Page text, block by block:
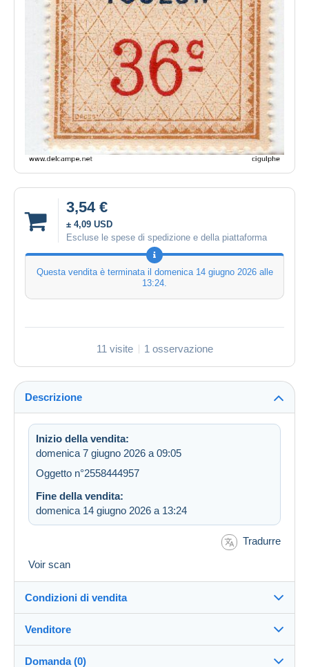
3,54 €
± 4,09 USD
Escluse le spese di spedizione e della piattaforma
Questa vendita è terminata il domenica 14 giugno 2026 alle
13:24.
11 visite 1 osservazione
Descrizione
Inizio della vendita:
domenica 7 giugno 2026 a 09:05
Oggetto n°2558444957
Fine della vendita:
domenica 14 giugno 2026 a 13:24
Tradurre
Voir scan
Condizioni di vendita
Destinazione:
Vedi l'elenco dei paesi
Venditore
Domanda (0)